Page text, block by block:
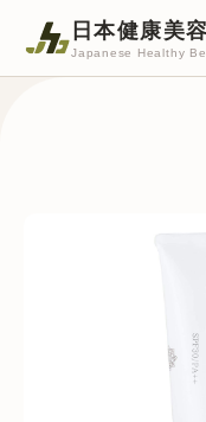
日本健康美
Japanese Healthy